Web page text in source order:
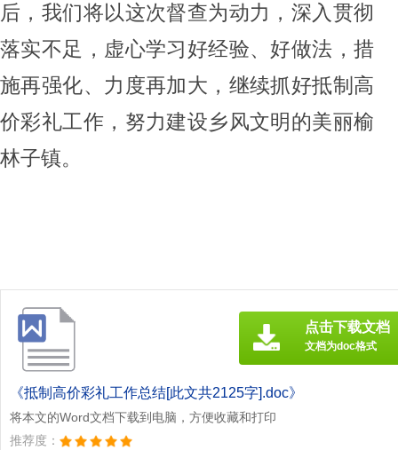
后 ，我们将以这次督查为动力，深入贯彻
落实不足 ，虚心学习好经验、好做法，措
施再强化、力度再加大，继续抓好抵制高
价彩礼工作，努力建设乡风文明的美丽榆
林子镇。
《抵制高价彩礼工作总结[此文共2125字].doc》
将本文的Word文档下载到电脑，方便收藏和打印
推荐度：
点击下载文档
文档为doc格式